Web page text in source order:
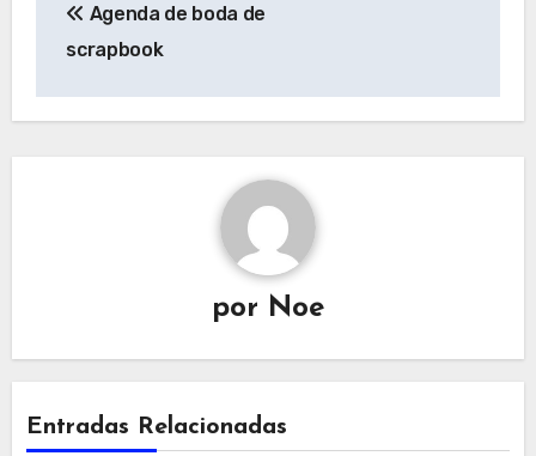
de
Agenda de boda de
scrapbook
por Noe
Entradas Relacionadas